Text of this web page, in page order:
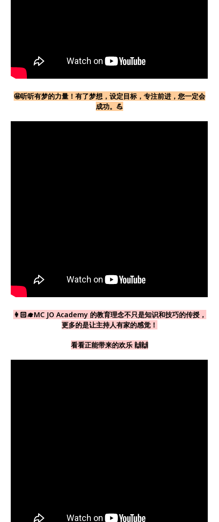
🤩听听有梦的力量！有了梦想，设定目标，专注前进，您一定会
成功。💪
👩🏻‍🎓MC JO Academy 的教育理念不只是知识和技巧的传授，
更多的是让主持人有家的感觉！
看看正能带来的欢乐 🙌🙌